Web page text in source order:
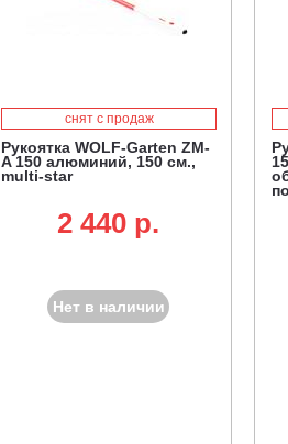
снят с продаж
Рукоятка WOLF-Garten ZM-
A 150 алюминий, 150 см.,
multi-star
2 440 p.
Нет в наличии